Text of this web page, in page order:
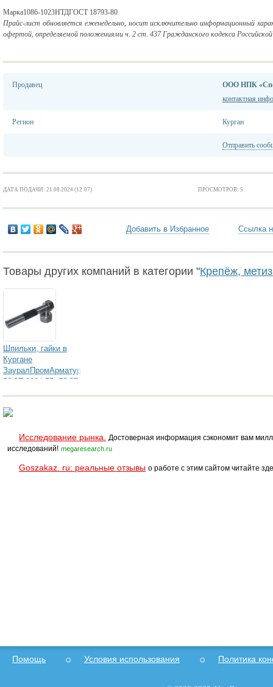
Марка1086-1023НТДГОСТ 18793-80
Прайс-лист обновляется еженедельно, носит исключительно информационный
офертой, определяемой положениями ч. 2 ст. 437 Гражданского кодекса
Продавец
ООО НПК
контактная
Регион Курган
Отправить
ДАТА ПОДАЧИ: 21.08.2024 (12:07) ПРОСМОТРОВ: 5
Добавить в Избранное Ссылка
Товары других компаний в категории "Крепёж,
Шпильки, гайки в
Кургане
ЗауралПромАрматура+
ГОСТ 9064-75, ГОСТ
Исследование рынка.
Достоверная информация сэкономит вам
исследований! megaresearch.ru
Goszakaz. ru: реальные отзывы о работе с этим сайтом читайте
Помощь Условия использования Политика